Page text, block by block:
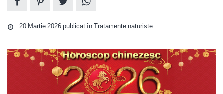
20 Martie 2026publicat înTratamente naturiste